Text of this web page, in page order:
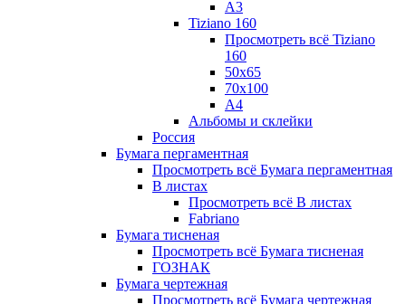
А3
Tiziano 160
Просмотреть всё Tiziano
160
50х65
70х100
А4
Альбомы и склейки
Россия
Бумага пергаментная
Просмотреть всё Бумага пергаментная
В листах
Просмотреть всё В листах
Fabriano
Бумага тисненая
Просмотреть всё Бумага тисненая
ГОЗНАК
Бумага чертежная
Просмотреть всё Бумага чертежная